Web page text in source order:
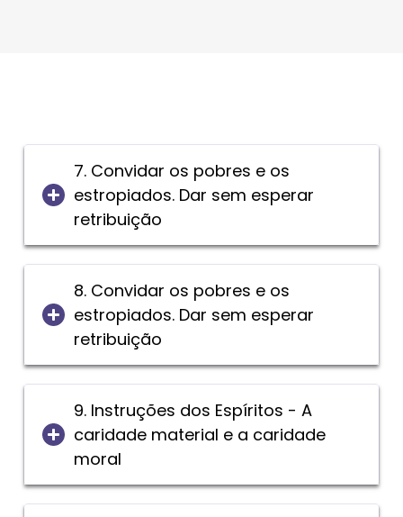
7. Convidar os pobres e os
estropiados. Dar sem esperar
retribuição
8. Convidar os pobres e os
estropiados. Dar sem esperar
retribuição
9. Instruções dos Espíritos - A
caridade material e a caridade
moral